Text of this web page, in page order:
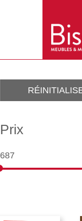
Prix
687